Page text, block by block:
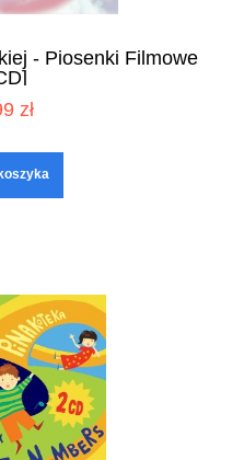
- Piosenki Filmowe
zł